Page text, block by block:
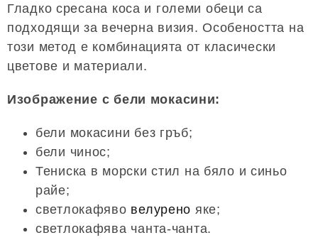
Гладко сресана коса и големи обеци са
подходящи за вечерна визия. Особеността на
този метод е комбинацията от класически
цветове и материали.
Изображение с бели мокасини:
бели мокасини без гръб;
бели чинос;
Тениска в морски стил на бяло и синьо
райе;
светлокафяво велурено яке;
светлокафява чанта-чанта.